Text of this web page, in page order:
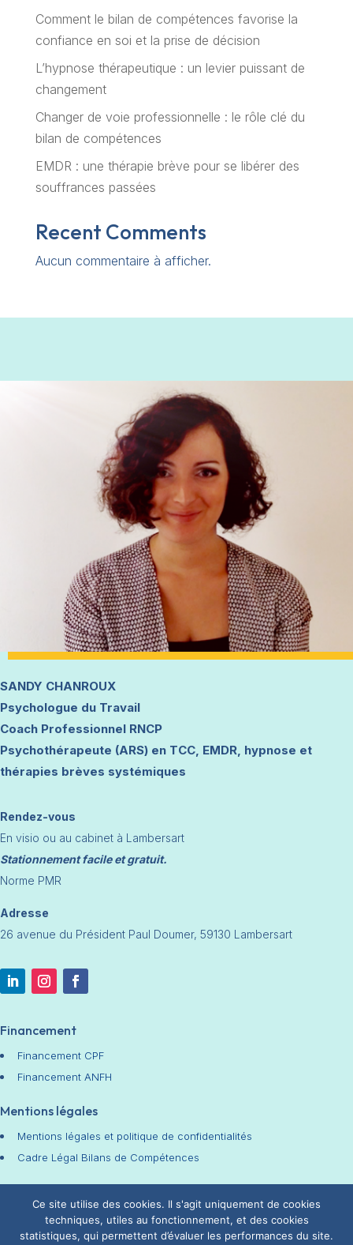
Comment le bilan de compétences favorise la
confiance en soi et la prise de décision
L’hypnose thérapeutique : un levier puissant de
changement
Changer de voie professionnelle : le rôle clé du
bilan de compétences
EMDR : une thérapie brève pour se libérer des
souffrances passées
Recent Comments
Aucun commentaire à afficher.
SANDY CHANROUX
Psychologue du Travail
Coach Professionnel RNCP
Psychothérapeute (ARS) en TCC, EMDR, hypnose et
thérapies brèves systémiques
Rendez-vous
En visio ou au cabinet à Lambersart
Stationnement facile et gratuit.
Norme PMR
Adresse
26 avenue du Président Paul Doumer, 59130 Lambersart
Financement
Financement CPF
Financement ANFH
Mentions légales
Mentions légales et politique de confidentialités
Cadre Légal Bilans de Compétences
Chiffres Clés
Ce site utilise des cookies. Il s'agit uniquement de cookies
techniques, utiles au fonctionnement, et des cookies
statistiques, qui permettent d’évaluer les performances du site.